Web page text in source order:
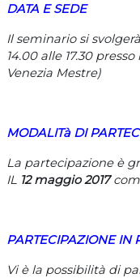
DATA E SEDE
Il seminario si svolgerà
14.00 alle 17.30 presso
Venezia Mestre)
MODALITà DI
La partecipazione è
IL 12 maggio 2017
PARTECIPAZIONE IN
Vi è la possibilità di